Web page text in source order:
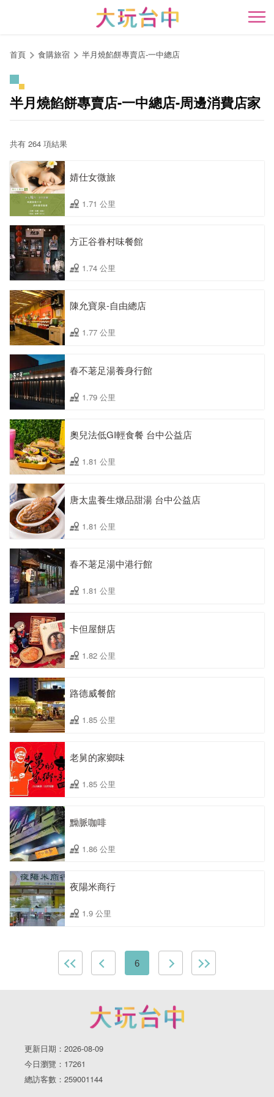
開
首頁 食購旅宿 半月燒餡餅專賣店-一中總店
半月燒餡餅專賣店-一中總店-周邊消費店家
共有 264 項結果
婧仕女微旅
1.71 公里
方正谷眷村味餐館
1.74 公里
陳允寶泉-自由總店
1.77 公里
春不荖足湯養身行館
1.79 公里
奧兒法低GI輕食餐 台中公益店
1.81 公里
唐太盅養生燉品甜湯 台中公益店
1.81 公里
春不荖足湯中港行館
1.81 公里
卡但屋餅店
1.82 公里
路德威餐館
1.85 公里
老舅的家鄉味
1.85 公里
黝脈咖啡
1.86 公里
夜陽米商行
1.9 公里
6
更新日期：2026-08-09
今日瀏覽：17261
總訪客數：259001144